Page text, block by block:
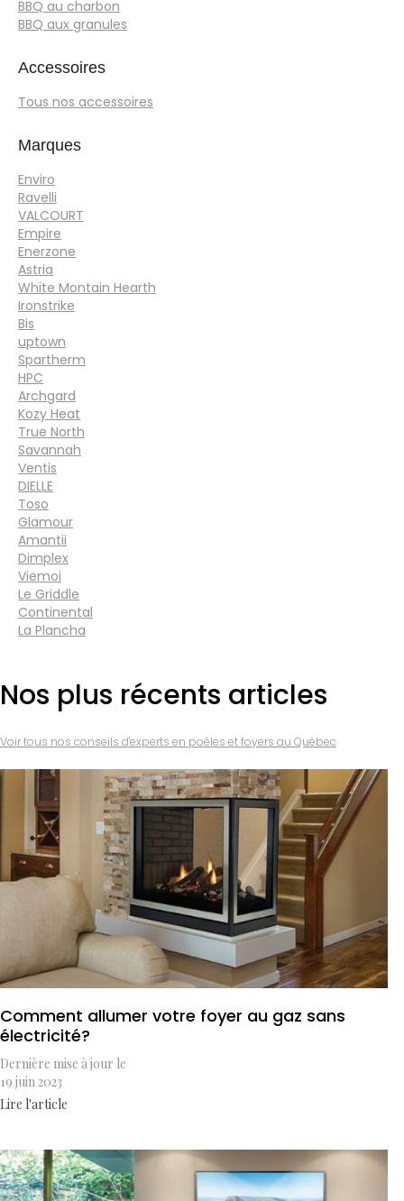
BBQ au charbon
BBQ aux granules
Accessoires
Tous nos accessoires
Marques
Enviro
Ravelli
VALCOURT
Empire
Enerzone
Astria
White Montain Hearth
Ironstrike
Bis
uptown
Spartherm
HPC
Archgard
Kozy Heat
True North
Savannah
Ventis
DIELLE
Toso
Glamour
Amantii
Dimplex
Viemoi
Le Griddle
Continental
La Plancha
Nos plus récents articles
Voir tous nos conseils d'experts en poêles et foyers au Québec
Comment allumer votre foyer au gaz sans
électricité?
Dernière mise à jour le
19 juin 2023
Lire l'article